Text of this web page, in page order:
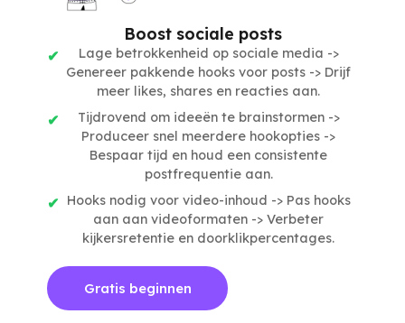
Boost sociale posts
Lage betrokkenheid op sociale media ->
Genereer pakkende hooks voor posts -> Drijf
meer likes, shares en reacties aan.
Tijdrovend om ideeën te brainstormen ->
Produceer snel meerdere hookopties ->
Bespaar tijd en houd een consistente
postfrequentie aan.
Hooks nodig voor video-inhoud -> Pas hooks
aan aan videoformaten -> Verbeter
kijkersretentie en doorklikpercentages.
Gratis beginnen